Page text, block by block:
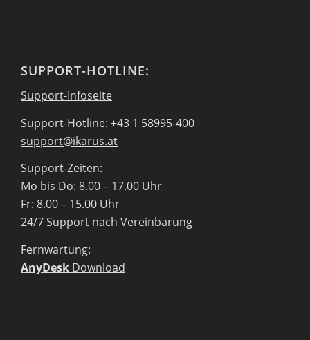
SUPPORT-HOTLINE:
Support-Infoseite
Support-Hotline: +43 1 58995-400
support@ikarus.at
Support-Zeiten:
Mo bis Do: 8.00 – 17.00 Uhr
Fr: 8.00 – 15.00 Uhr
24/7 Support nach Vereinbarung
Fernwartung:
AnyDesk Download